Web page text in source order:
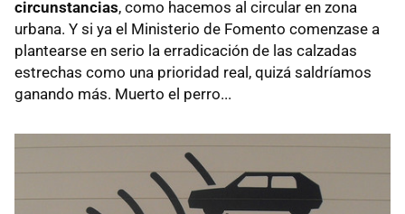
circunstancias, como hacemos al circular en zona
urbana. Y si ya el Ministerio de Fomento comenzase a
plantearse en serio la erradicación de las calzadas
estrechas como una prioridad real, quizá saldríamos
ganando más. Muerto el perro...